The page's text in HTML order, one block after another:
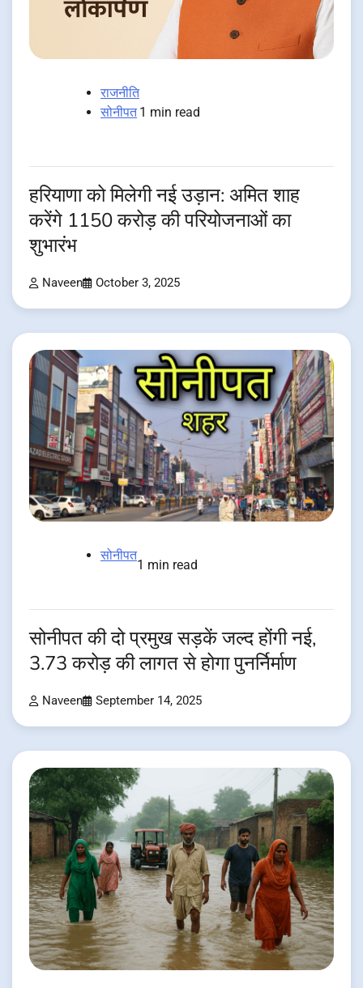
राजनीति
सोनीपत 1 min read
हरियाणा को मिलेगी नई उड़ान: अमित शाह
करेंगे 1150 करोड़ की परियोजनाओं का
शुभारंभ
Naveen October 3, 2025
सोनीपत
1 min read
सोनीपत की दो प्रमुख सड़कें जल्द होंगी नई,
3.73 करोड़ की लागत से होगा पुनर्निर्माण
Naveen September 14, 2025